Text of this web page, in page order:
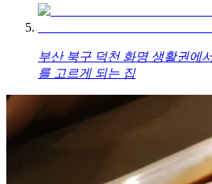
부산 북구 덕천 화명 생활권에
를 고르게 되는 집